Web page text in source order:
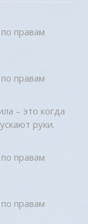
правам
правам
– это когда
руки.
правам
правам